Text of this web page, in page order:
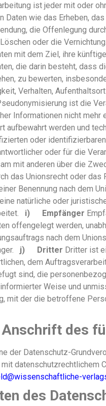
ist jeder mit oder
Daten wie das Erheben,
die Offenlegung
oder die
mit dem Ziel, ihre
die darin besteht, dass
zu bewerten,
Verhalten,
ist die
Informationen nicht
aufbewahrt werden und
oder
oder für die
mit anderen über die
das Unionsrecht oder
Benennung nach dem
natürliche oder
i) Empfänger
offengelegt werden,
nach dem
j) Dritter Dritter ist
dem
sind, die
Weise und
mit der die betroffene
des
der Datenschutz-
datenschutzrechtlichem
des